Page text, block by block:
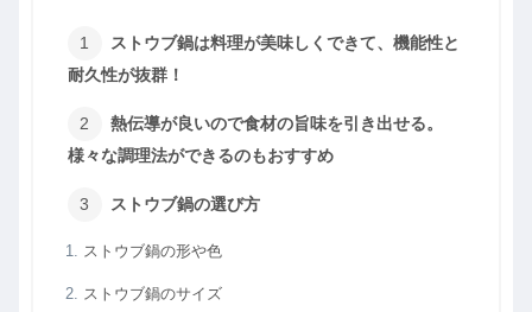
ストウブ鍋は料理が美味しくできて、機能性と
耐久性が抜群！
熱伝導が良いので食材の旨味を引き出せる。
様々な調理法ができるのもおすすめ
ストウブ鍋の選び方
ストウブ鍋の形や色
ストウブ鍋のサイズ